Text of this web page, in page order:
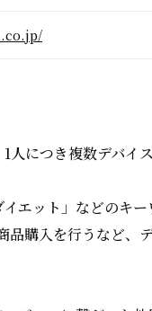
につき複数デバイ
エット」などのキ
品購入を行うなど、